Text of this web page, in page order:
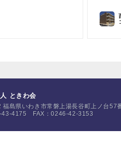
ときわ会
島県いわき市常磐上湯長谷町上ノ台57
43-4175 FAX：0246-42-3153